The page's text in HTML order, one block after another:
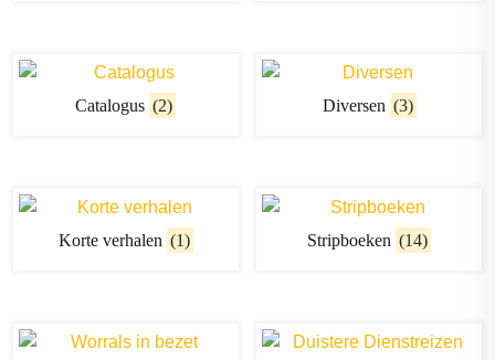
Catalogus (2) Diversen (3)
Korte verhalen (1) Stripboeken (14)